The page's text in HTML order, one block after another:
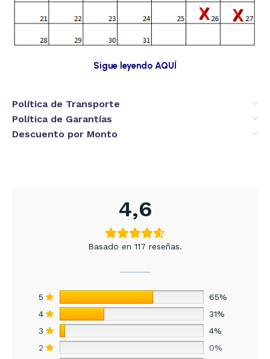
Sigue leyendo AQUÍ
Política de Transporte
Política de Garantías
Descuento por Monto
4,6
Basado en 117 reseñas.
5
65%
4
31%
3
4%
2
0%